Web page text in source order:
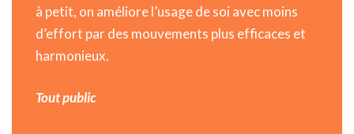
à petit, on améliore l’usage de soi avec moins
d’effort par des mouvements plus efficaces et
harmonieux.
Tout public